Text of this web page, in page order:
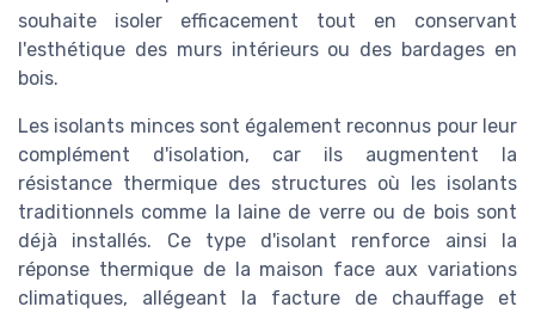
souhaite isoler efficacement tout en conservant
l'esthétique des murs intérieurs ou des bardages en
bois.
Les isolants minces sont également reconnus pour leur
complément d'isolation, car ils augmentent la
résistance thermique des structures où les isolants
traditionnels comme la laine de verre ou de bois sont
déjà installés. Ce type d'isolant renforce ainsi la
réponse thermique de la maison face aux variations
climatiques, allégeant la facture de chauffage et